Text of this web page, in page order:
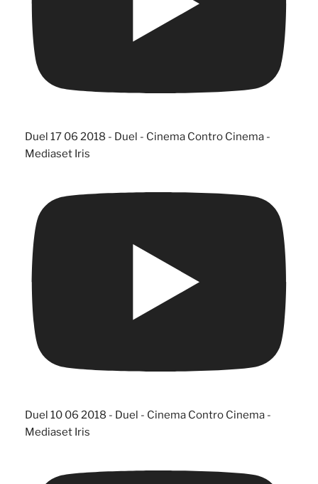
Duel 17 06 2018 - Duel - Cinema Contro Cinema -
Mediaset Iris
Duel 10 06 2018 - Duel - Cinema Contro Cinema -
Mediaset Iris